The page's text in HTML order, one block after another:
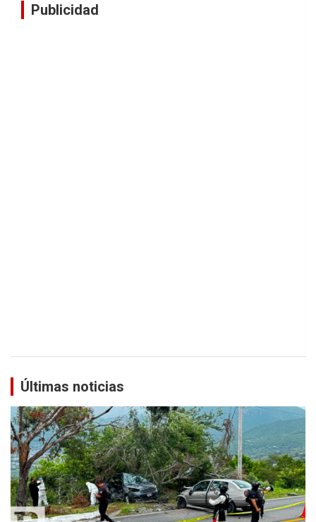
Publicidad
Últimas noticias